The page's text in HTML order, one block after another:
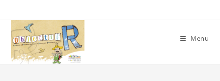
content
Menu